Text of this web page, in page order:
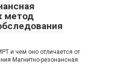
метод
и чем оно отличается от
Магнитно-резонансная